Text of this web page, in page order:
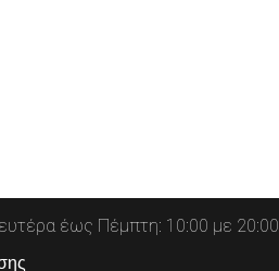
έως Πέμπτη: 10:00 με 20:00